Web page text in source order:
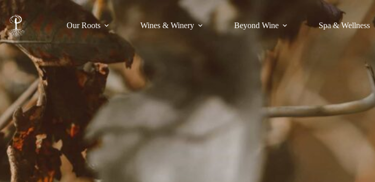
Our Roots Wines & Winery Beyond Wine Spa & Wellness